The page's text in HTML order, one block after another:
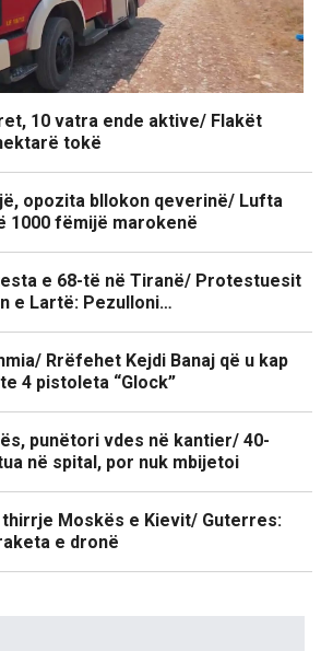
10 vatra ende aktive/ Flakët
tokë
opozita bllokon qeverinë/ Lufta
1000 fëmijë marokenë
e 68-të në Tiranë/ Protestuesit
e Lartë: Pezulloni…
Rrëfehet Kejdi Banaj që u kap
4 pistoleta “Glock”
punëtori vdes në kantier/ 40-
në spital, por nuk mbijetoi
thirrje Moskës e Kievit/ Guterres:
e dronë